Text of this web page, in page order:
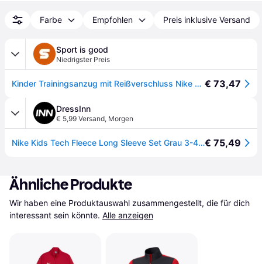
Farbe Empfohlen Preis inklusive Versand
Sport is good
Niedrigster Preis
Kinder Trainingsanzug mit Reißverschluss Nike Tech Fleece - Noir € 73,47
DressInn
€ 5,99 Versand, Morgen
Nike Kids Tech Fleece Long Sleeve Set Grau 3-4 Years Kinder€ 75,49
Ähnliche Produkte
Wir haben eine Produktauswahl zusammengestellt, die für dich
interessant sein könnte. Alle anzeigen